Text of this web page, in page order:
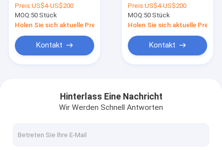
Fußplatte
Preis:US$4-US$200
MOQ:50 Stück
Holen Sie sich aktuelle Preis
Kontakt
Auffahrtgitter
Preis:US$4-US$200
MOQ:50 Stück
Holen Sie sich aktuelle Preis
Kontakt
Hinterlass Eine Nachricht
Wir Werden Schnell Antworten